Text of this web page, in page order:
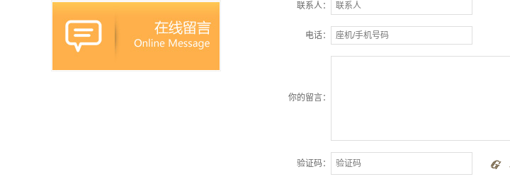
联系人：
电话：
你的留言：
验证码：